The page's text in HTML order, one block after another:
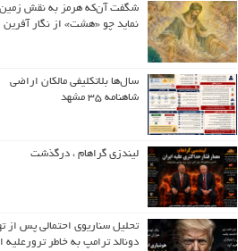
شگفت آن‌که هرمز به نقش زمین
نماید چو «هشت» از نگار آفرین
سال‌ها بلاتکلیفی مالکان اراضی
شاهنامه ۳۵ مشهد
لیندزی گراهام ، درگذشت
تحلیل سناریوی احتمالی پس از
دونالد ترامپ به خاطر ترورعلیه